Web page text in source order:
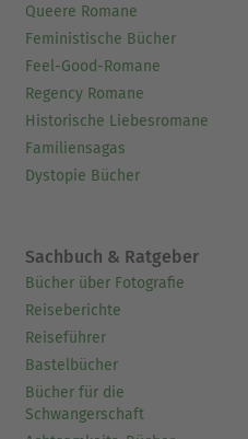
in der REGENCY
in der Reihe
Queere Romane
Feministische Bücher
Feel-Good-Romane
Regency Romane
Historische Liebesromane
Familiensagas
Dystopie Bücher
Sachbuch & Ratgeber
Bücher über Fotografie
Reiseberichte
Reiseführer
Bastelbücher
Bücher für die
Schwangerschaft